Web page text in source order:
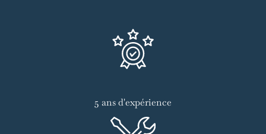
5 ans d'expérience